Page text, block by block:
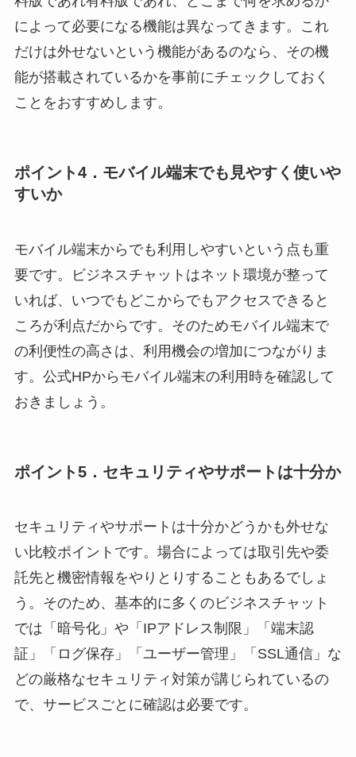
によって必要になる機能は異なってきます。これ
だけは外せないという機能があるのなら、その機
能が搭載されているかを事前にチェックしておく
ことをおすすめします。
ポイント4．モバイル端末でも見やすく使いや
すいか
モバイル端末からでも利用しやすいという点も重
要です。ビジネスチャットはネット環境が整って
いれば、いつでもどこからでもアクセスできると
ころが利点だからです。そのためモバイル端末で
の利便性の高さは、利用機会の増加につながりま
す。公式HPからモバイル端末の利用時を確認して
おきましょう。
ポイント5．セキュリティやサポートは十分か
セキュリティやサポートは十分かどうかも外せな
い比較ポイントです。場合によっては取引先や委
託先と機密情報をやりとりすることもあるでしょ
う。そのため、基本的に多くのビジネスチャット
では「暗号化」や「IPアドレス制限」「端末認
証」「ログ保存」「ユーザー管理」「SSL通信」な
どの厳格なセキュリティ対策が講じられているの
で、サービスごとに確認は必要です。